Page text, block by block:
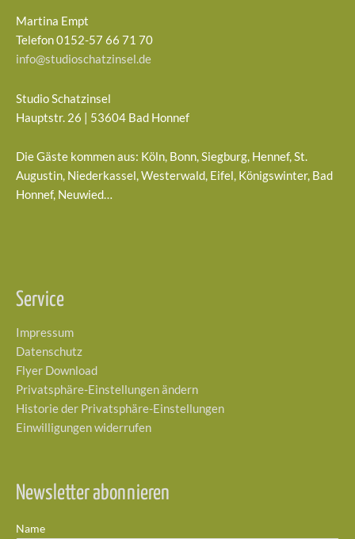
Martina Empt
Telefon 0152-57 66 71 70
info@studioschatzinsel.de
Studio Schatzinsel
Hauptstr. 26 | 53604 Bad Honnef
Die Gäste kommen aus: Köln, Bonn, Siegburg, Hennef, St.
Augustin, Niederkassel, Westerwald, Eifel, Königswinter, Bad
Honnef, Neuwied…
Service
Impressum
Datenschutz
Flyer Download
Privatsphäre-Einstellungen ändern
Historie der Privatsphäre-Einstellungen
Einwilligungen widerrufen
Newsletter abonnieren
Name